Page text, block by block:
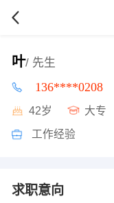
叶/ 先生
136****0208
42岁 大专
工作经验
求职意向